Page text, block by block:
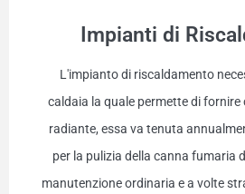
Impianti di
L'impianto di riscaldamento
caldaia la quale permette di fornire
radiante, essa va tenuta
per la pulizia della canna fumaria
manutenzione ordinaria e a volte